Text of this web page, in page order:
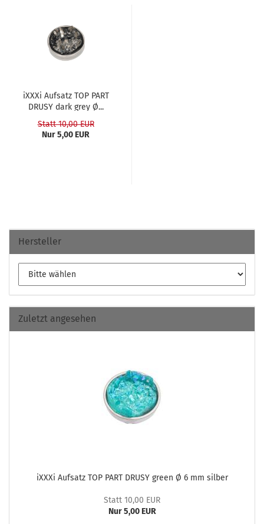
iXXXi Auf­satz TOP PART
DRUSY dark grey Ø...
Statt 10,00 EUR
Nur 5,00 EUR
Hersteller
Zuletzt angesehen
iXXXi Auf­satz TOP PART DRUSY green Ø 6 mm sil­ber
Statt 10,00 EUR
Nur 5,00 EUR